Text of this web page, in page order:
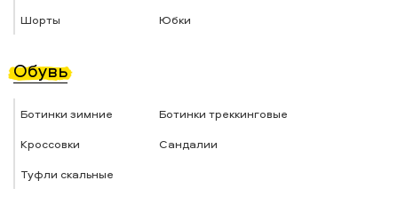
Шорты
Юбки
Обувь
Ботинки зимние
Ботинки треккинговые
Кроссовки
Сандалии
Туфли скальные